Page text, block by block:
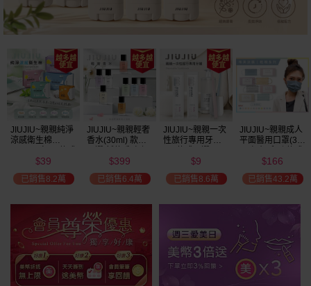
瘋殺
JIUJIU~親親純淨
涼感衛生棉
$39
已銷售8.2萬
JIUJIU~親親輕奢
香水(30ml) 款式
市/平替香水/大牌
香水/大牌平替
$399
已銷售6.4萬
JIUJIU~親親一次
性旅行專用牙刷(1
$9
已銷售8.6萬
JIUJIU~親親成人
平面醫用口罩(30
可選 MD雙鋼印
$166
已銷售43.2萬